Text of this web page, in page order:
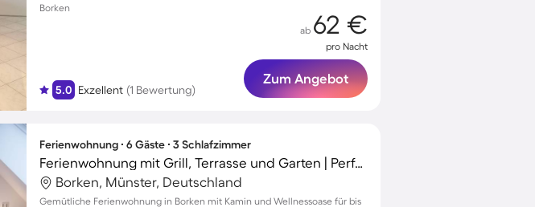
Borken
5.0 Exzellent (1 Bewertung)
ab 62 €
pro Nacht
Zum Angebot
Ferienwohnung ∙ 6 Gäste ∙ 3 Schlafzimmer
Ferienwohnung mit Grill, Terrasse und Garten | Perfekt für die Arbeit von Zuhause
Borken, Münster, Deutschland
Gemütliche Ferienwohnung in Borken mit Kamin und Wellnessoase für bis